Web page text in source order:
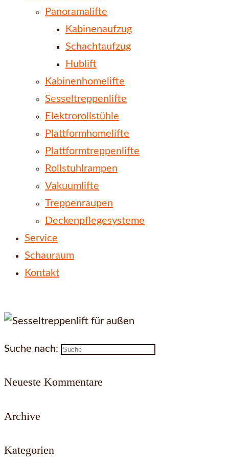
Panoramalifte
Kabinenaufzug
Schachtaufzug
Hublift
Kabinenhomelifte
Sesseltreppenlifte
Elektrorollstühle
Plattformhomelifte
Plattformtreppenlifte
Rollstuhlrampen
Vakuumlifte
Treppenraupen
Deckenpflegesysteme
Service
Schauraum
Kontakt
Suche nach:
Neueste Kommentare
Archive
Kategorien